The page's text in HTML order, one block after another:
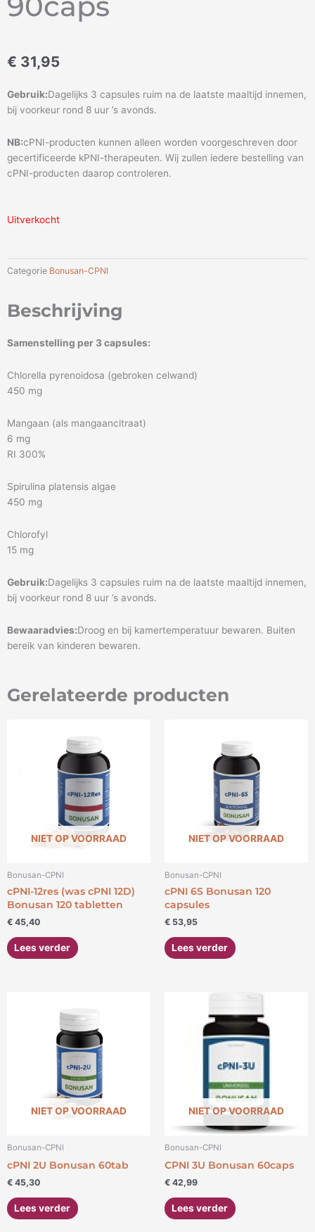
€ 31,95
Gebruik:Dagelijks 3 capsules ruim na de laatste maaltijd innemen,
bij voorkeur rond 8 uur ’s avonds.
NB:cPNI-producten kunnen alleen worden voorgeschreven door
gecertificeerde kPNI-therapeuten. Wij zullen iedere bestelling van
cPNI-producten daarop controleren.
Uitverkocht
Categorie Bonusan-CPNI
Beschrijving
Samenstelling per 3 capsules:
Chlorella pyrenoidosa (gebroken celwand)
450 mg
Mangaan (als mangaancitraat)
6 mg
RI 300%
Spirulina platensis algae
450 mg
Chlorofyl
15 mg
Gebruik:Dagelijks 3 capsules ruim na de laatste maaltijd innemen,
bij voorkeur rond 8 uur ’s avonds.
Bewaaradvies:Droog en bij kamertemperatuur bewaren. Buiten
bereik van kinderen bewaren.
Gerelateerde producten
NIET OP VOORRAAD
Bonusan-CPNI
cPNI-12res (was cPNI 12D)
Bonusan 120 tabletten
€ 45,40
Lees verder
NIET OP VOORRAAD
Bonusan-CPNI
cPNI 6S Bonusan 120
capsules
€ 53,95
Lees verder
NIET OP VOORRAAD
Bonusan-CPNI
cPNI 2U Bonusan 60tab
€ 45,30
Lees verder
NIET OP VOORRAAD
Bonusan-CPNI
CPNI 3U Bonusan 60caps
€ 42,99
Lees verder